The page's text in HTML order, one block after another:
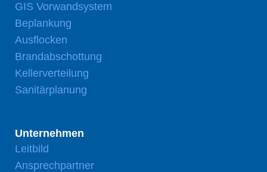
GIS Vorwandsystem
Beplankung
Ausflocken
Brandabschottung
Kellerverteilung
Sanitärplanung
Unternehmen
Leitbild
Ansprechpartner